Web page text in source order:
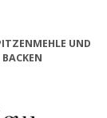
UND V